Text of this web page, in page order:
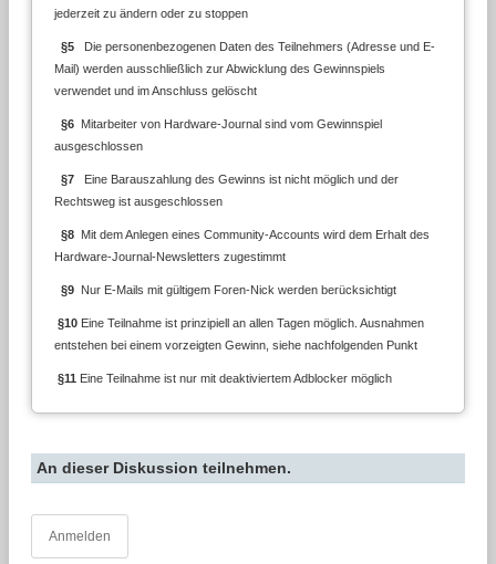
jederzeit zu ändern oder zu stoppen
§5
Die personenbezogenen Daten des Teilnehmers (Adresse und E-
Mail) werden ausschließlich zur Abwicklung des Gewinnspiels
verwendet und im Anschluss gelöscht
§6 Mitarbeiter von Hardware-Journal sind vom Gewinnspiel
ausgeschlossen
§7
Eine Barauszahlung des Gewinns ist nicht möglich und der
Rechtsweg ist ausgeschlossen
§8 Mit dem Anlegen eines Community-Accounts wird dem Erhalt des
Hardware-Journal-Newsletters zugestimmt
§9 Nur E-Mails mit gültigem Foren-Nick werden berücksichtigt
§10 Eine Teilnahme ist prinzipiell an allen Tagen möglich. Ausnahmen
entstehen bei einem vorzeigten Gewinn, siehe nachfolgenden Punkt
§11 Eine Teilnahme ist nur mit deaktiviertem Adblocker möglich
An dieser Diskussion teilnehmen.
Anmelden